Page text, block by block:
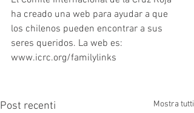
ha creado una web para ayudar a que
los chilenos pueden encontrar a sus
seres queridos. La web es:
www.icrc.org/familylinks
Post recenti Mostra tutti